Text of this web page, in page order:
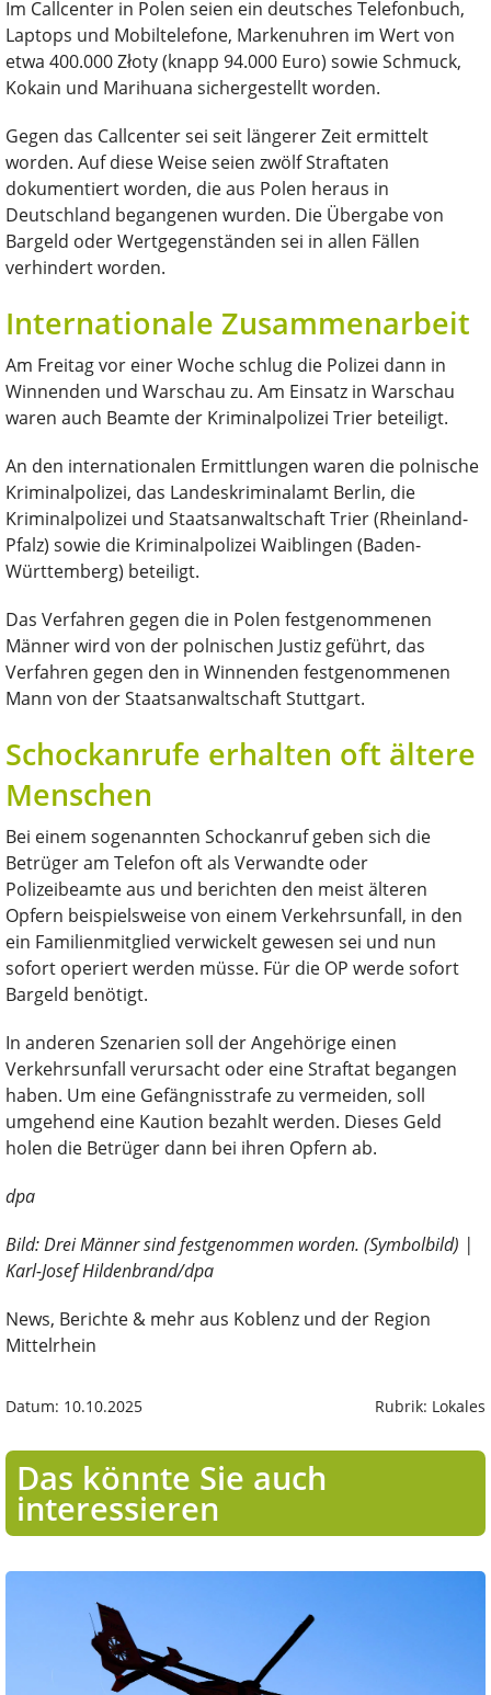
Im Callcenter in Polen seien ein deutsches Telefonbuch,
Laptops und Mobiltelefone, Markenuhren im Wert von
etwa 400.000 Złoty (knapp 94.000 Euro) sowie Schmuck,
Kokain und Marihuana sichergestellt worden.
Gegen das Callcenter sei seit längerer Zeit ermittelt
worden. Auf diese Weise seien zwölf Straftaten
dokumentiert worden, die aus Polen heraus in
Deutschland begangenen wurden. Die Übergabe von
Bargeld oder Wertgegenständen sei in allen Fällen
verhindert worden.
Internationale Zusammenarbeit
Am Freitag vor einer Woche schlug die Polizei dann in
Winnenden und Warschau zu. Am Einsatz in Warschau
waren auch Beamte der Kriminalpolizei Trier beteiligt.
An den internationalen Ermittlungen waren die polnische
Kriminalpolizei, das Landeskriminalamt Berlin, die
Kriminalpolizei und Staatsanwaltschaft Trier (Rheinland-
Pfalz) sowie die Kriminalpolizei Waiblingen (Baden-
Württemberg) beteiligt.
Das Verfahren gegen die in Polen festgenommenen
Männer wird von der polnischen Justiz geführt, das
Verfahren gegen den in Winnenden festgenommenen
Mann von der Staatsanwaltschaft Stuttgart.
Schockanrufe erhalten oft ältere
Menschen
Bei einem sogenannten Schockanruf geben sich die
Betrüger am Telefon oft als Verwandte oder
Polizeibeamte aus und berichten den meist älteren
Opfern beispielsweise von einem Verkehrsunfall, in den
ein Familienmitglied verwickelt gewesen sei und nun
sofort operiert werden müsse. Für die OP werde sofort
Bargeld benötigt.
In anderen Szenarien soll der Angehörige einen
Verkehrsunfall verursacht oder eine Straftat begangen
haben. Um eine Gefängnisstrafe zu vermeiden, soll
umgehend eine Kaution bezahlt werden. Dieses Geld
holen die Betrüger dann bei ihren Opfern ab.
dpa
Bild: Drei Männer sind festgenommen worden. (Symbolbild) |
Karl-Josef Hildenbrand/dpa
News, Berichte & mehr aus Koblenz und der Region
Mittelrhein
Datum: 10.10.2025 Rubrik: Lokales
Das könnte Sie auch
interessieren